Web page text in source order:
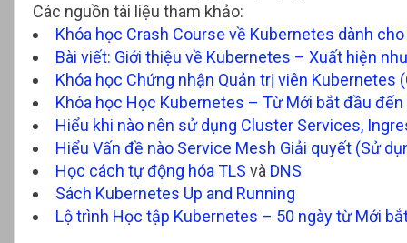
Các nguồn tài liệu tham khảo:
Khóa học Crash Course về Kubernetes dành
Bài viết: Giới thiệu về Kubernetes – Xuất hiện
Khóa học Chứng nhận Quản trị viên Kubernetes
Khóa học Học Kubernetes – Từ Mới bắt đầu
Hiểu khi nào nên sử dụng Cluster Services,
Hiểu Vấn đề nào Service Mesh Giải quyết (Sử
Học cách tự động hóa TLS và DNS
Sách Kubernetes Up and Running
Lộ trình Học tập Kubernetes – 50 ngày từ Mới